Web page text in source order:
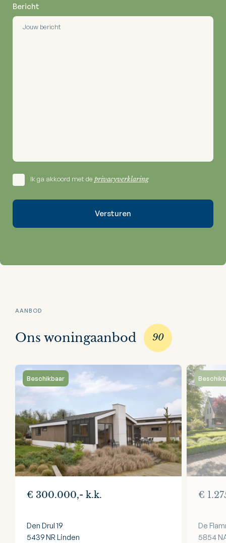
Bericht
Ik ga akkoord met de privacyverklaring
AANBOD
Ons woningaanbod 90
Beschikbaar
€ 300.000,- k.k.
Den Drul 19
5439 NR Linden
€
De
5854